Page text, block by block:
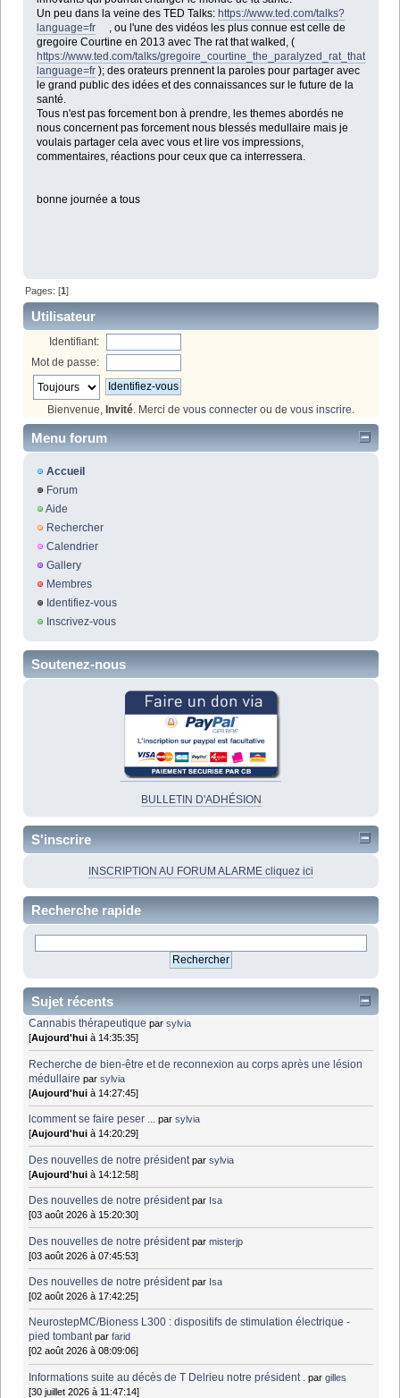
Un peu dans la veine des TED Talks: https://www.ted.com/talks?
language=fr, ou l'une des vidéos les plus connue est celle de
gregoire Courtine en 2013 avec The rat that walked, (
https://www.ted.com/talks/
language=fr); des orateurs prennent la paroles pour partager avec
le grand public des idées et des connaissances sur le future de la
santé.
Tous n'est pas forcement bon à prendre, les themes abordés ne
nous concernent pas forcement nous blessés medullaire mais je
voulais partager cela avec vous et lire vos impressions,
commentaires, réactions pour ceux que ca interressera.
bonne journée a tous
Pages: [1]
Utilisateur
Identifiant:
Mot de passe:
Bienvenue, Invité . Merci de vous connecter ou de vous inscrire
Menu forum
Accueil
Forum
Aide
Rechercher
Calendrier
Gallery
Membres
Identifiez-vous
Inscrivez-vous
Soutenez-nous
BULLETIN D'ADHÉSION
S'inscrire
INSCRIPTION AU FORUM ALARME cliquez ici
Recherche rapide
Sujet récents
Cannabis thérapeutique parsylvia
[Aujourd'hui à 14:35:35]
Recherche de bien-être et de reconnexion au corps après une lésion
médullaire parsylvia
[Aujourd'hui à 14:27:45]
lcomment se faire peser ... parsylvia
[Aujourd'hui à 14:20:29]
Des nouvelles de notre président parsylvia
[Aujourd'hui à 14:12:58]
Des nouvelles de notre président par Isa
[03 août 2026 à 15:20:30]
Des nouvelles de notre président parmisterjp
[03 août 2026 à 07:45:53]
Des nouvelles de notre président par Isa
[02 août 2026 à 17:42:25]
NeurostepMC/Bioness L300 : dispositifs de stimulation électrique -
pied tombant parfarid
[02 août 2026 à 08:09:06]
Informations suite au décès de T Delrieu notre président . pargilles
[30 juillet 2026 à 11:47:14]